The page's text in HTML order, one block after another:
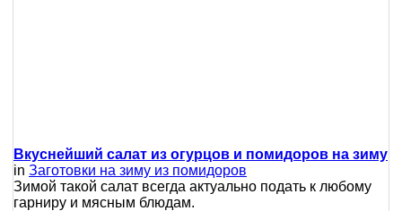
Вкуснейший салат из огурцов и помидоров на зиму
in Заготовки на зиму из помидоров
Зимой такой салат всегда актуально подать к любому
гарниру и мясным блюдам.